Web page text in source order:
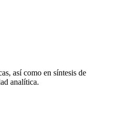
así como en síntesis de
analítica.